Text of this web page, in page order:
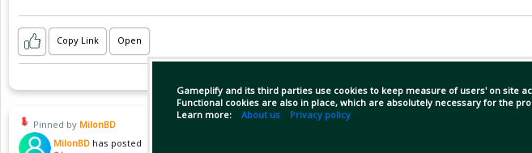
Gameplify and its third parties use cookies to keep measure of users' on site
Functional cookies are also in place, which are absolutely necessary for the
Learn more: About us Privacy policy
Copy Link Open
Pinned by MilonBD
MilonBD has posted